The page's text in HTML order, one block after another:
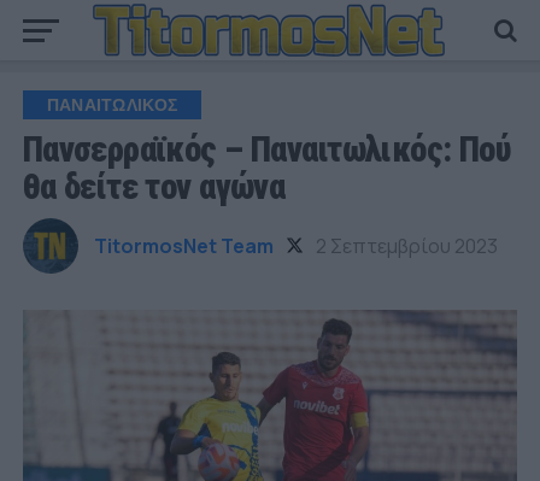
ΠΑΝΑΙΤΩΛΙΚΟΣ
Πανσερραϊκός – Παναιτωλικός: Πού
θα δείτε τον αγώνα
TitormosNet Team 2 Σεπτεμβρίου 2023